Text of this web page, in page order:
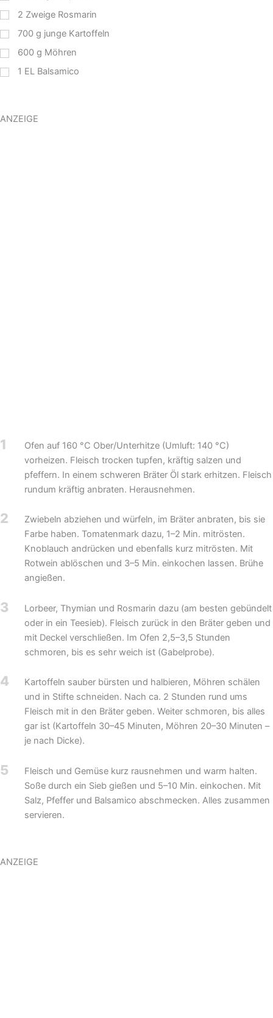
2 Zweige Rosmarin
700 g junge Kartoffeln
600 g Möhren
1 EL Balsamico
ANZEIGE
1
Ofen auf 160 °C Ober/Unterhitze (Umluft: 140 °C)
vorheizen. Fleisch trocken tupfen, kräftig salzen und
pfeffern. In einem schweren Bräter Öl stark erhitzen. Fleisch
rundum kräftig anbraten. Herausnehmen.
2
Zwiebeln abziehen und würfeln, im Bräter anbraten, bis sie
Farbe haben. Tomatenmark dazu, 1–2 Min. mitrösten.
Knoblauch andrücken und ebenfalls kurz mitrösten. Mit
Rotwein ablöschen und 3–5 Min. einkochen lassen. Brühe
angießen.
3
Lorbeer, Thymian und Rosmarin dazu (am besten gebündelt
oder in ein Teesieb). Fleisch zurück in den Bräter geben und
mit Deckel verschließen. Im Ofen 2,5–3,5 Stunden
schmoren, bis es sehr weich ist (Gabelprobe).
4
Kartoffeln sauber bürsten und halbieren, Möhren schälen
und in Stifte schneiden. Nach ca. 2 Stunden rund ums
Fleisch mit in den Bräter geben. Weiter schmoren, bis alles
gar ist (Kartoffeln 30–45 Minuten, Möhren 20–30 Minuten –
je nach Dicke).
5
Fleisch und Gemüse kurz rausnehmen und warm halten.
Soße durch ein Sieb gießen und 5–10 Min. einkochen. Mit
Salz, Pfeffer und Balsamico abschmecken. Alles zusammen
servieren.
ANZEIGE